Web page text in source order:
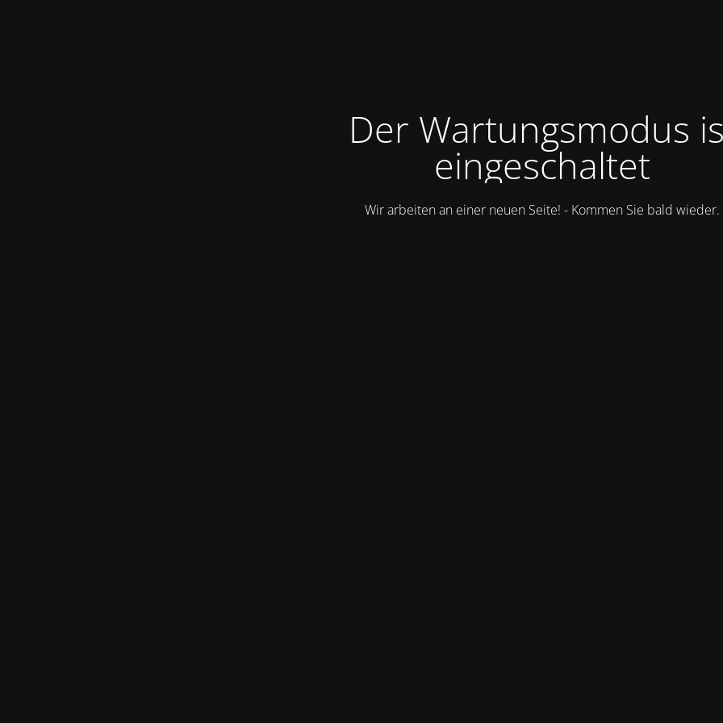
Der Wartungsmodus
eingeschaltet
Wir arbeiten an einer neuen Seite! - Kommen Sie bald wieder.